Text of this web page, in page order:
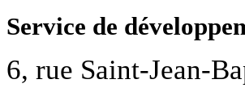
Service de
6, rue Saint-Jean-